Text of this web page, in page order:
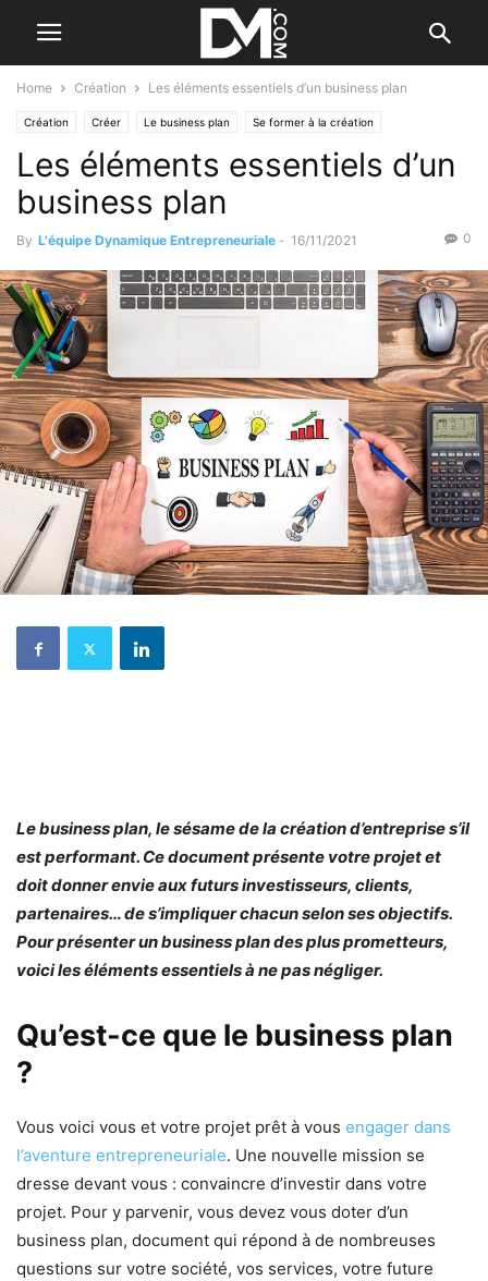
Home Création Les éléments essentiels d’un business plan
Création Créer Le business plan Se former à la création
Les éléments essentiels d’un
business plan
By L'équipe Dynamique Entrepreneuriale - 16/11/2021 0
Le business plan, le sésame de la création d’entreprise s’il
est performant. Ce document présente votre projet et
doit donner envie aux futurs investisseurs, clients,
partenaires… de s’impliquer chacun selon ses objectifs.
Pour présenter un business plan des plus prometteurs,
voici les éléments essentiels à ne pas négliger.
Qu’est-ce que le business plan
?
Vous voici vous et votre projet prêt à vous engager dans
l’aventure entrepreneuriale. Une nouvelle mission se
dresse devant vous : convaincre d’investir dans votre
projet. Pour y parvenir, vous devez vous doter d’un
business plan, document qui répond à de nombreuses
questions sur votre société, vos services, votre future